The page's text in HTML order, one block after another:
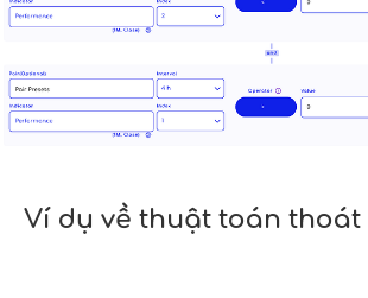
Ví dụ về thuật toán thoát